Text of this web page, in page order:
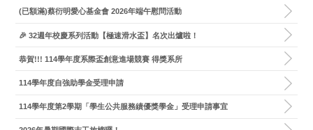
(已額滿)蔡衍明愛心基金會 2026年端午慰問活動
🎉 32週年校慶系列活動【極速滑水盃】名次出爐啦！
恭賀!!! 114學年度系際盃創意進場競賽 得獎系所
114學年度自強助學金受理申請
114學年度第2學期「學生公共服務績優獎學金」受理申請事宜